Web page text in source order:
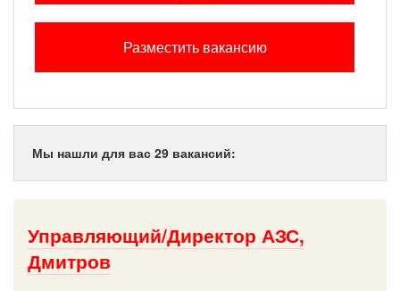
Разместить вакансию
Мы нашли для вас 29 вакансий:
Управляющий/Директор АЗС,
Дмитров